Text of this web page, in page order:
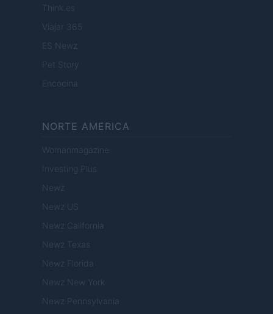
Think.es
Viajar 365
ES Newz
Pet Story
Encocina
NORTE AMERICA
Womanmagazine
Investing Plus
Newz
Newz US
Newz California
Newz Texas
Newz Florida
Newz New York
Newz Pennsylvania